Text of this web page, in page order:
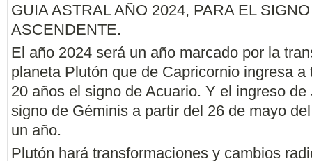
GUIA ASTRAL AÑO 2024, PARA EL
ASCENDENTE.
El año 2024 será un año marcado por la
planeta Plutón que de Capricornio ingresa a
20 años el signo de Acuario. Y el ingreso de
signo de Géminis a partir del 26 de mayo
un año.
Plutón hará transformaciones y cambios